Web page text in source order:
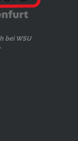
bei WSU